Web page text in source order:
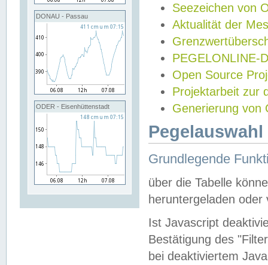
DONAU - Passau
ODER - Eisenhüttenstadt
Seezeichen von
Aktualität der
PEGELONLINE-
Open Source
Projektarbeit zur
Generierung von
Grundlegende
über die Tabelle
heruntergeladen oder
Ist Javascript
Bestätigung des
bei deaktiviertem